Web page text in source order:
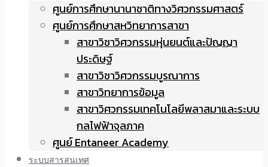
ศูนย์การศึกษานานาชาติทางวิศวกรรมศาสตร์
ศูนย์การศึกษาสหวิทยาการสาขา
สาขาวิชาวิศวกรรมหุ่นยนต์และปัญญา
ประดิษฐ์
สาขาวิชาวิศวกรรมบูรณาการ
สาขาวิทยาการข้อมูล
สาขาวิศวกรรมเทคโนโลยีพลาสมาและระบบ
กลไฟฟ้าจุลภาค
ศูนย์ Entaneer Academy
ระบบสารสนเทศ